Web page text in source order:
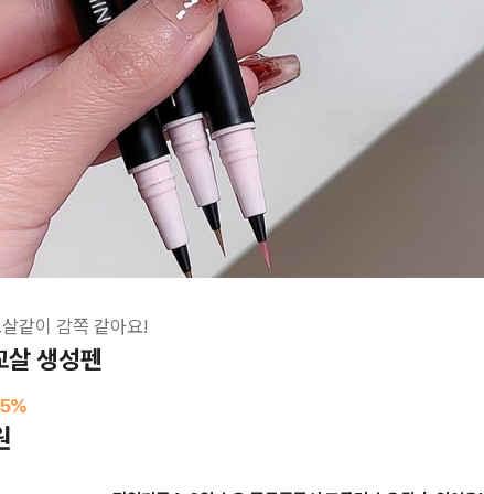
같이 감쪽 같아요!
생성펜
%